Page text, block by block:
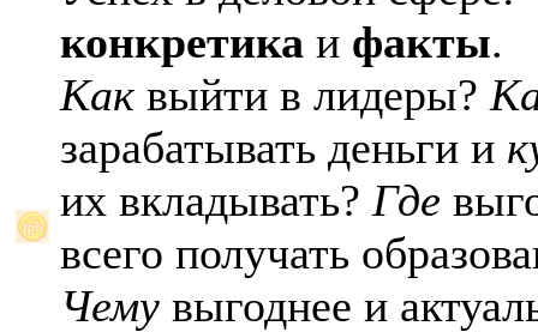
конкретика и факты.
Как выйти в лидеры?
зарабатывать деньги и
их вкладывать? Где
всего получать
Чему выгоднее и